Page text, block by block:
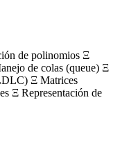
de polinomios Ξ
de colas (queue) Ξ
Ξ Matrices
Ξ Representación de